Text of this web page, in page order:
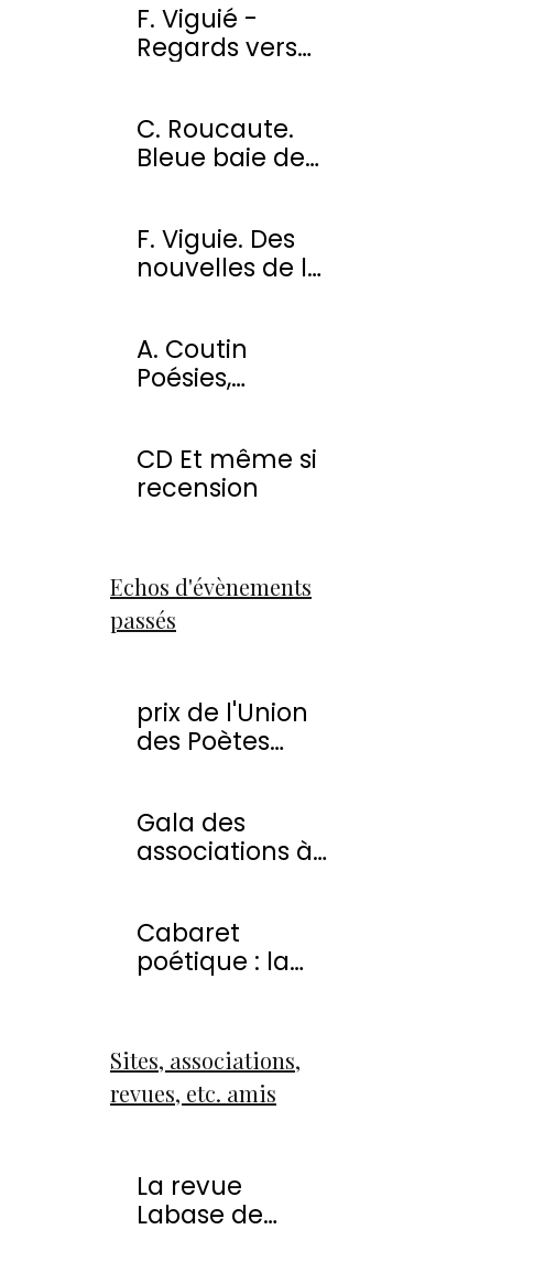
des plus
beaux
F. Viguié -
Regards vers
C. Roucaute.
Bleue baie de
F. Viguie. Des
nouvelles de la
A. Coutin
Poésies,
CD Et même si
recension
Echos d'évènements
passés
prix de l'Union
des Poètes
Gala des
associations à
Cabaret
poétique : la
Sites, associations,
revues, etc. amis
La revue
Labase de